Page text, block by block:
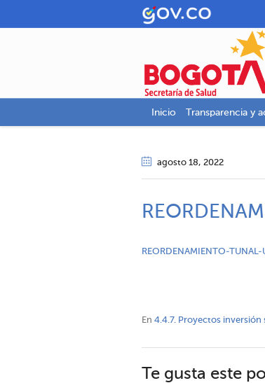
Inicio Transparencia y
agosto 18, 2022
REORDENAMIENTO-
En 4.4.7. Proyectos inversión
Te gusta este